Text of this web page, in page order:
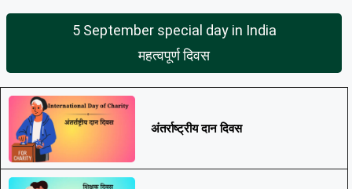
5 September special day in India
महत्वपूर्ण दिवस
अंतर्राष्ट्रीय दान दिवस